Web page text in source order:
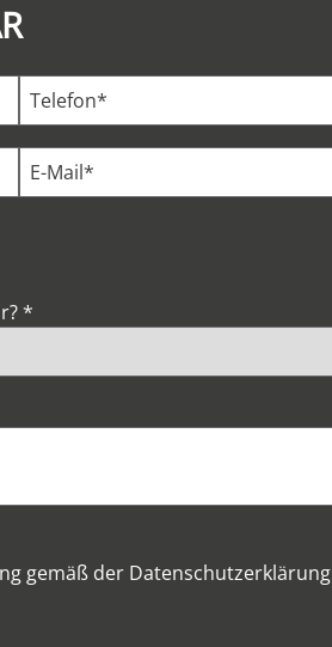
*
gemäß der Datenschutzerklärung